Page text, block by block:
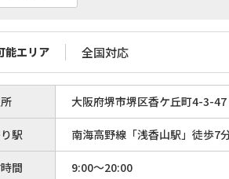
大阪府堺市堺区香ケ丘町4-3-
駅 南海高野線「浅香山駅」徒歩7
間 9:00～20:00
能エリア 全国対応